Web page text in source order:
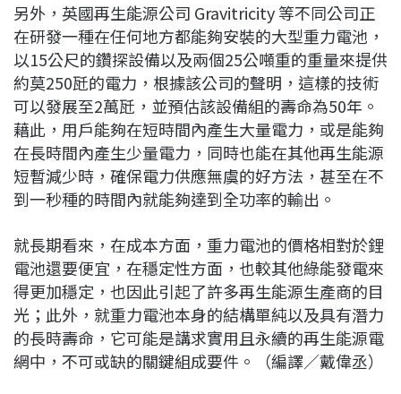
另外，英國再生能源公司 Gravitricity 等不同公司正
在研發一種在任何地方都能夠安裝的大型重力電池，
以15公尺的鑽探設備以及兩個25公噸重的重量來提供
約莫250瓩的電力，根據該公司的聲明，這樣的技術
可以發展至2萬瓩，並預估該設備組的壽命為50年。
藉此，用戶能夠在短時間內產生大量電力，或是能夠
在長時間內產生少量電力，同時也能在其他再生能源
短暫減少時，確保電力供應無虞的好方法，甚至在不
到一秒種的時間內就能夠達到全功率的輸出。
就長期看來，在成本方面，重力電池的價格相對於鋰
電池還要便宜，在穩定性方面，也較其他綠能發電來
得更加穩定，也因此引起了許多再生能源生產商的目
光；此外，就重力電池本身的結構單純以及具有潛力
的長時壽命，它可能是講求實用且永續的再生能源電
網中，不可或缺的關鍵組成要件。（編譯／戴偉丞）